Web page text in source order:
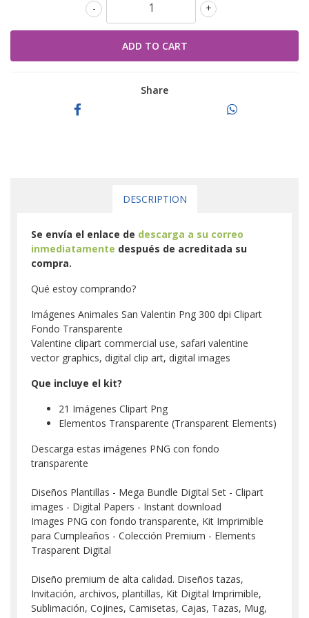
+
-
Share
DESCRIPTION
Se envía el enlace de descarga a su correo
inmediatamente después de acreditada su
compra.
Qué estoy comprando?
Imágenes Animales San Valentin Png 300 dpi Clipart
Fondo Transparente
Valentine clipart commercial use, safari valentine
vector graphics, digital clip art, digital images
Que incluye el kit?
21 Imágenes Clipart Png
Elementos Transparente (Transparent Elements)
Descarga estas imágenes PNG con fondo
transparente
Diseños Plantillas - Mega Bundle Digital Set - Clipart
images - Digital Papers - Instant download
Images PNG con fondo transparente, Kit Imprimible
para Cumpleaños - Colección Premium - Elements
Trasparent Digital
Diseño premium de alta calidad. Diseños tazas,
Invitación, archivos, plantillas, Kit Digital Imprimible,
Sublimación, Cojines, Camisetas, Cajas, Tazas, Mug,